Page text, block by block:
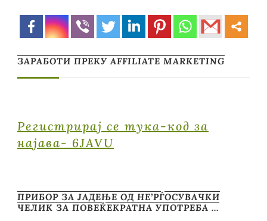
ЗАРАБОТИ ПРЕКУ AFFILIATE MARKETING
Регистрирај се тука-код за
најава- 6JAVU
ПРИБОР ЗА ЈАДЕЊЕ ОД НЕ’РЃОСУВАЧКИ
ЧЕЛИК ЗА ПОВЕЌЕКРАТНА УПОТРЕБА …